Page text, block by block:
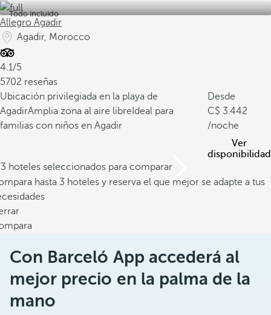
Todo incluido
Allegro Agadir
Agadir, Morocco
4.1/5
5702 reseñas
Ubicación privilegiada en la playa de
AgadirAmplia zona al aire libre Ideal para
familias con niños en Agadir
Desde
3.442
/noche
Ver
disponibilidad
hoteles seleccionados para comparar
hasta 3 hoteles y reserva el que mejor se adapte a tus
Con Barceló App accederá al
mejor precio en la palma de la
mano